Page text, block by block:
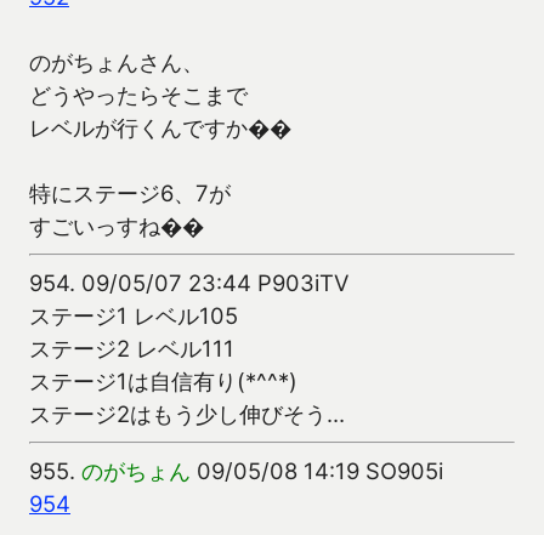
のがちょんさん、
どうやったらそこまで
レベルが行くんですか��
特にステージ6、7が
すごいっすね��
954. 09/05/07 23:44 P903iTV
ステージ1 レベル105
ステージ2 レベル111
ステージ1は自信有り(*^^*)
ステージ2はもう少し伸びそう…
955. のがちょん 09/05/08 14:19 SO905i
954